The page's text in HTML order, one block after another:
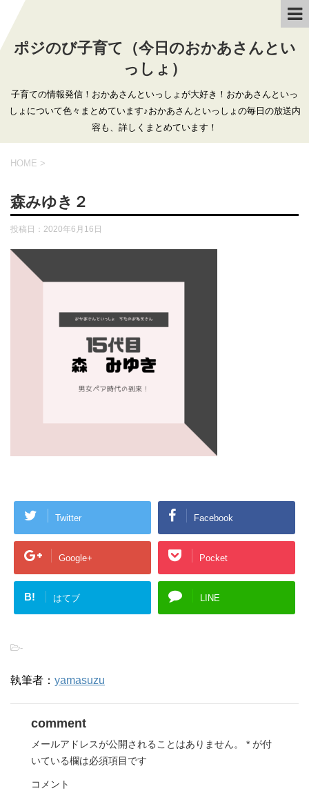
ポジのび子育て（今日のおかあさんとい
っしょ）
子育ての情報発信！おかあさんといっしょが大好き！おかあさんといっ
しょについて色々まとめています♪おかあさんといっしょの毎日の放送内
容も、詳しくまとめています！
HOME >
森みゆき２
投稿日： 2020年6月16日
Twitter Facebook
Google+ Pocket
B! はてブ LINE
-
執筆者： yamasuzu
comment
メールアドレスが公開されることはありません。 * が付
いている欄は必須項目です
コメント